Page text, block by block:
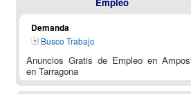
Demanda
Busco Trabajo
Anuncios Gratis de Empleo en
en Tarragona